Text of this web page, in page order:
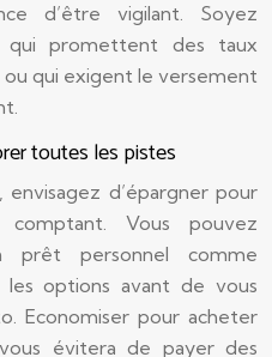
d’être vigilant. Soyez
promettent des taux
qui exigent le versement
toutes les pistes
envisagez d’épargner pour
Vous pouvez
prêt personnel comme
les options avant de vous
Economiser pour acheter
évitera de payer des